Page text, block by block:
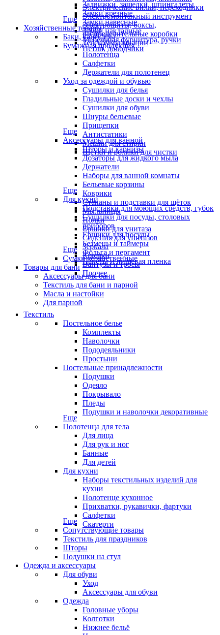
Электрические вилки, переходники
Электромонтажный инструмент
Электрощиты, боксы,
распределительные коробки
Телекоммуникации
Задвижки, защелки, шпингалеты
Замки врезные
Замки навесные
Замки накладные
Мебельная фурнитура, ручки
Петли, доводчики
Еще
Хозяйственные товары
Баки, канистры
Бумажная продукция
Полотенца
Салфетки
Держатели для полотенец
Уход за одеждой и обувью
Сушилки для белья
Гладильные доски и чехлы
Сушилки для обуви
Шнуры бельевые
Прищепки
Антистатики
Мешки для стирки
Щётки и ролики для чистки
Еще
Аксессуары для ванной
Шторы и карнизы
Дозаторы для жидкого мыла
Держатели
Наборы для ванной комнаты
Бельевые корзины
Коврики
Стаканы и подставки для щёток
Мыльницы
Полки
Ёршики для унитаза
Сидения для унитазов
Зеркала
Крючки
Вантузы и тросы
Прочее
Еще
Для кухни
Подставки для моющих средств, губок
Сушилки для посуды, столовых
приборов
Ёршики для посуды
Безмены и таймеры
Фольга и пергамент
Пакеты и пищевая пленка
Еще
Сумки хозяйственные
Товары для бани
Аксессуары для бани
Текстиль для бани и парной
Масла и настойки
Для парной
Текстиль
Постельное белье
Комплекты
Наволочки
Пододеяльники
Простыни
Постельные принадлежности
Подушки
Одеяло
Покрывало
Пледы
Подушки и наволочки декоративные
Еще
Полотенца для тела
Для лица
Для рук и ног
Банные
Для детей
Для кухни
Наборы текстильных изделий для
кухни
Полотенце кухонное
Прихватки, рукавички, фартуки
Салфетки
Скатерти
Еще
Сопутствующие товары
Текстиль для праздников
Шторы
Подушки на стул
Одежда и аксессуары
Для обуви
Уход
Аксессуары для обуви
Одежда
Головные уборы
Колготки
Нижнее бельё